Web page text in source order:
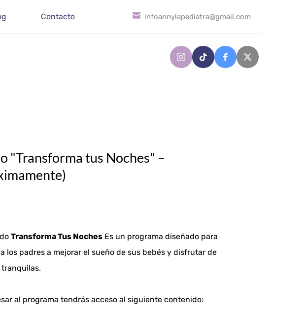
Contacto infoannylapediatra@gmail.com
"Transforma tus Noches" –
Transforma Tus Noches Es un programa diseñado para
los padres a mejorar el sueño de sus bebés y disfrutar de
al programa tendrás acceso al siguiente contenido: